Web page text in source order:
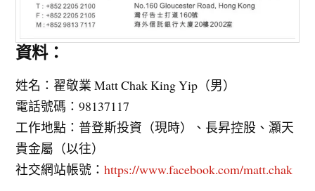
資料：
姓名：翟敬業 Matt Chak King Yip（男）
電話號碼：98137117
工作地點：普登斯投資（現時）、長昇控股、灝天
貴金屬（以往）
社交網站帳號：https://www.facebook.com/matt.chak